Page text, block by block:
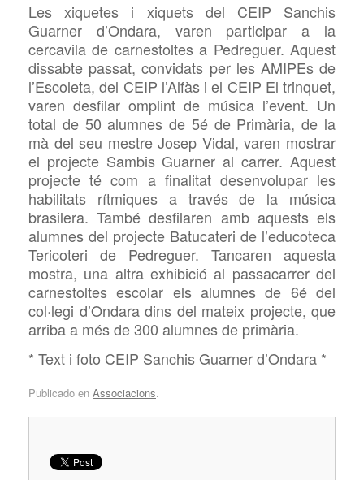
Les xiquetes i xiquets del CEIP Sanchis
Guarner d’Ondara, varen participar a la
cercavila de carnestoltes a Pedreguer. Aquest
dissabte passat, convidats per les AMIPEs de
l’Escoleta, del CEIP l’Alfàs i el CEIP El trinquet,
varen desfilar omplint de música l’event. Un
total de 50 alumnes de 5é de Primària, de la
mà del seu mestre Josep Vidal, varen mostrar
el projecte Sambis Guarner al carrer. Aquest
projecte té com a finalitat desenvolupar les
habilitats rítmiques a través de la música
brasilera. També desfilaren amb aquests els
alumnes del projecte Batucateri de l’educoteca
Tericoteri de Pedreguer. Tancaren aquesta
mostra, una altra exhibició al passacarrer del
carnestoltes escolar els alumnes de 6é del
col·legi d’Ondara dins del mateix projecte, que
arriba a més de 300 alumnes de primària.
* Text i foto CEIP Sanchis Guarner d’Ondara *
Publicado en Associacions.